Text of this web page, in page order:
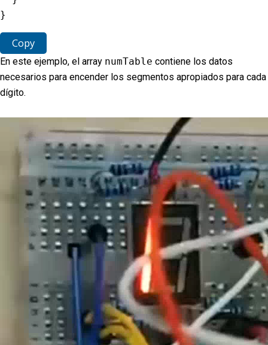
}
Copy
En este ejemplo, el array numTable contiene los datos
necesarios para encender los segmentos apropiados para cada
dígito.